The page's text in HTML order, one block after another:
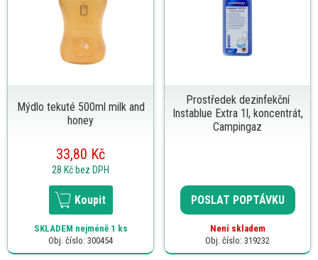
Mýdlo tekuté 500ml milk and
honey
33,80 Kč
28 Kč bez DPH
Koupit
SKLADEM nejméně 1 ks
Obj. číslo: 300454
Prostředek dezinfekční
Instablue Extra 1l, koncentrát,
Campingaz
POSLAT POPTÁVKU
Není skladem
Obj. číslo: 319232